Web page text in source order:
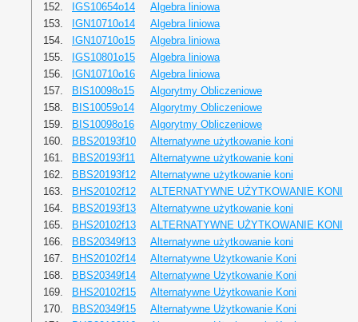
152.
IGS10654o14
Algebra liniowa
153.
IGN10710o14
Algebra liniowa
154.
IGN10710o15
Algebra liniowa
155.
IGS10801o15
Algebra liniowa
156.
IGN10710o16
Algebra liniowa
157.
BIS10098o15
Algorytmy Obliczeniowe
158.
BIS10059o14
Algorytmy Obliczeniowe
159.
BIS10098o16
Algorytmy Obliczeniowe
160.
BBS20193f10
Alternatywne użytkowanie koni
161.
BBS20193f11
Alternatywne użytkowanie koni
162.
BBS20193f12
Alternatywne użytkowanie koni
163.
BHS20102f12
ALTERNATYWNE UŻYTKOWANIE KONI
164.
BBS20193f13
Alternatywne użytkowanie koni
165.
BHS20102f13
ALTERNATYWNE UŻYTKOWANIE KONI
166.
BBS20349f13
Alternatywne użytkowanie koni
167.
BHS20102f14
Alternatywne Użytkowanie Koni
168.
BBS20349f14
Alternatywne Użytkowanie Koni
169.
BHS20102f15
Alternatywne Użytkowanie Koni
170.
BBS20349f15
Alternatywne Użytkowanie Koni